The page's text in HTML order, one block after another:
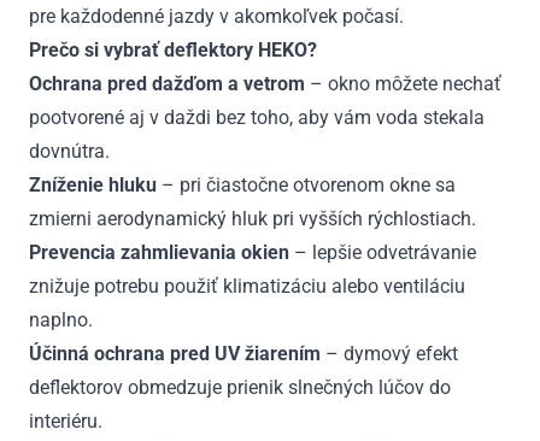
pre každodenné jazdy v akomkoľvek počasí.
Prečo si vybrať deflektory HEKO?
Ochrana pred dažďom a vetrom – okno môžete nechať
pootvorené aj v daždi bez toho, aby vám voda stekala
dovnútra.
Zníženie hluku – pri čiastočne otvorenom okne sa
zmierni aerodynamický hluk pri vyšších rýchlostiach.
Prevencia zahmlievania okien – lepšie odvetrávanie
znižuje potrebu použiť klimatizáciu alebo ventiláciu
naplno.
Účinná ochrana pred UV žiarením – dymový efekt
deflektorov obmedzuje prienik slnečných lúčov do
interiéru.